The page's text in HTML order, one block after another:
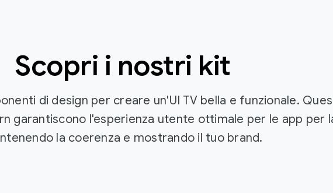
Scopri i nostri kit
di design per creare un'UI TV bella e funzionale.
garantiscono l'esperienza utente ottimale per le app per
la coerenza e mostrando il tuo brand.